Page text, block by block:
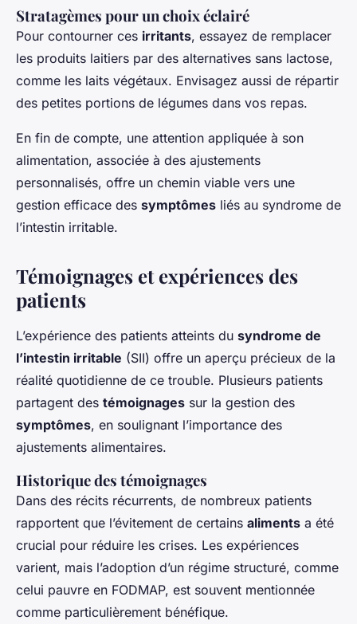
Stratagèmes pour un choix éclairé
Pour contourner ces irritants, essayez de remplacer
les produits laitiers par des alternatives sans lactose,
comme les laits végétaux. Envisagez aussi de répartir
des petites portions de légumes dans vos repas.
En fin de compte, une attention appliquée à son
alimentation, associée à des ajustements
personnalisés, offre un chemin viable vers une
gestion efficace des symptômes liés au syndrome de
l’intestin irritable.
Témoignages et expériences des
patients
L’expérience des patients atteints du syndrome de
l’intestin irritable (SII) offre un aperçu précieux de la
réalité quotidienne de ce trouble. Plusieurs patients
partagent des témoignages sur la gestion des
symptômes, en soulignant l’importance des
ajustements alimentaires.
Historique des témoignages
Dans des récits récurrents, de nombreux patients
rapportent que l’évitement de certains aliments a été
crucial pour réduire les crises. Les expériences
varient, mais l’adoption d’un régime structuré, comme
celui pauvre en FODMAP, est souvent mentionnée
comme particulièrement bénéfique.